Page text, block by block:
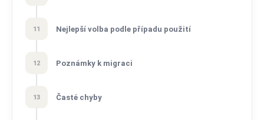
11 Nejlepší volba podle případu použití
12 Poznámky k migraci
13 Časté chyby